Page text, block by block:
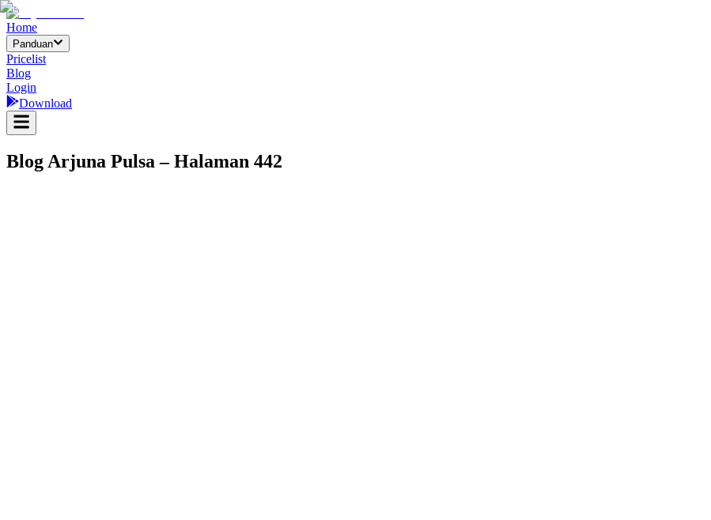
Home
Panduan
Pricelist
Blog
Login
Download
BlogArjuna Pulsa– Halaman 442